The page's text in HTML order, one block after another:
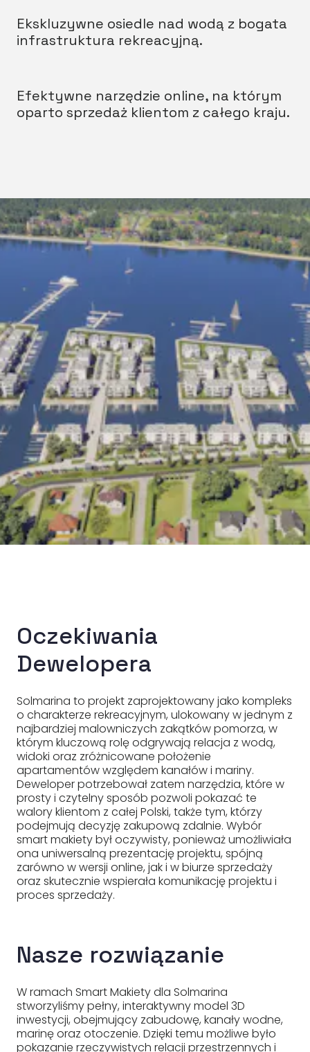
Ekskluzywne osiedle nad wodą z bogata
infrastruktura rekreacyjną.
Efektywne narzędzie online, na którym
oparto sprzedaż klientom z całego kraju.
Oczekiwania
Dewelopera
Solmarina to projekt zaprojektowany jako kompleks
o charakterze rekreacyjnym, ulokowany w jednym z
najbardziej malowniczych zakątków pomorza, w
którym kluczową rolę odgrywają relacja z wodą,
widoki oraz zróżnicowane położenie
apartamentów względem kanałów i mariny.
Deweloper potrzebował zatem narzędzia, które w
prosty i czytelny sposób pozwoli pokazać te
walory klientom z całej Polski, także tym, którzy
podejmują decyzję zakupową zdalnie. Wybór
smart makiety był oczywisty, ponieważ umożliwiała
ona uniwersalną prezentację projektu, spójną
zarówno w wersji online, jak i w biurze sprzedaży
oraz skutecznie wspierała komunikację projektu i
proces sprzedaży.
Nasze rozwiązanie
W ramach Smart Makiety dla Solmarina
stworzyliśmy pełny, interaktywny model 3D
inwestycji, obejmujący zabudowę, kanały wodne,
marinę oraz otoczenie. Dzięki temu możliwe było
pokazanie rzeczywistych relacji przestrzennych i